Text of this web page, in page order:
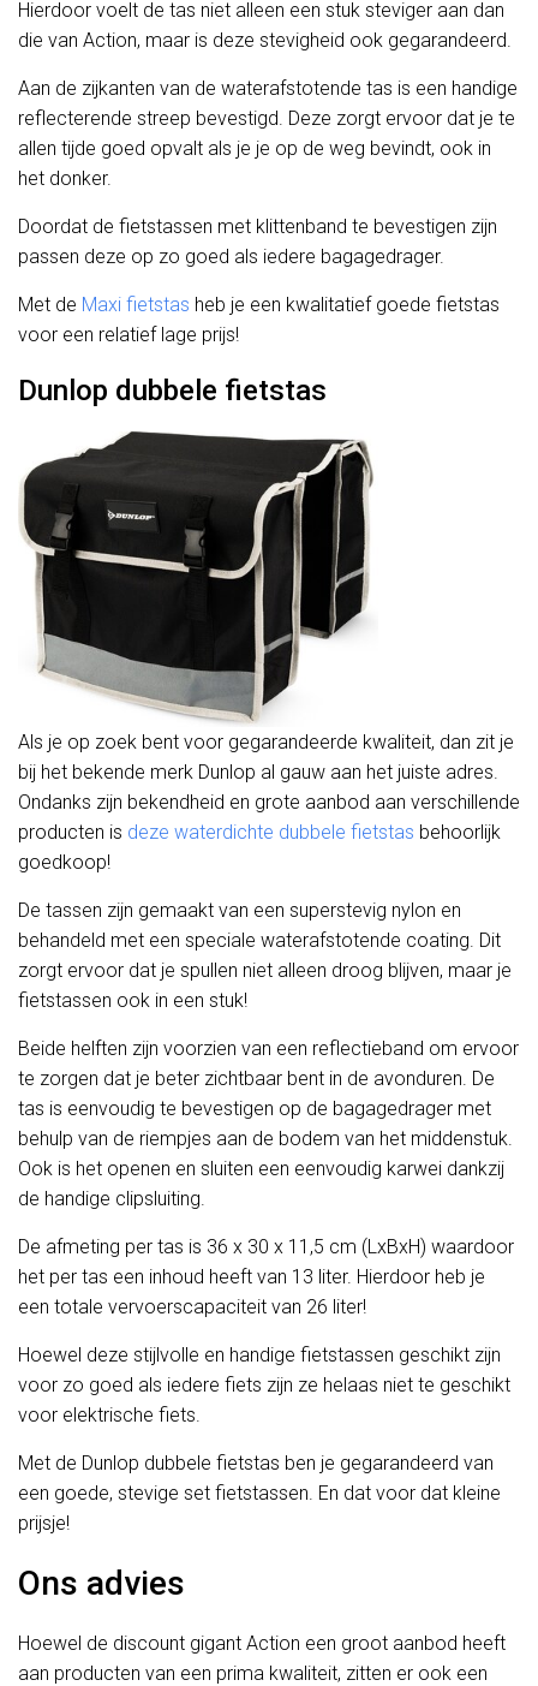
Hierdoor voelt de tas niet alleen een stuk steviger aan dan
die van Action, maar is deze stevigheid ook gegarandeerd.
Aan de zijkanten van de waterafstotende tas is een handige
reflecterende streep bevestigd. Deze zorgt ervoor dat je te
allen tijde goed opvalt als je je op de weg bevindt, ook in
het donker.
Doordat de fietstassen met klittenband te bevestigen zijn
passen deze op zo goed als iedere bagagedrager.
Met de Maxi fietstas heb je een kwalitatief goede fietstas
voor een relatief lage prijs!
Dunlop dubbele fietstas
Als je op zoek bent voor gegarandeerde kwaliteit, dan zit je
bij het bekende merk Dunlop al gauw aan het juiste adres.
Ondanks zijn bekendheid en grote aanbod aan verschillende
producten is deze waterdichte dubbele fietstas behoorlijk
goedkoop!
De tassen zijn gemaakt van een superstevig nylon en
behandeld met een speciale waterafstotende coating. Dit
zorgt ervoor dat je spullen niet alleen droog blijven, maar je
fietstassen ook in een stuk!
Beide helften zijn voorzien van een reflectieband om ervoor
te zorgen dat je beter zichtbaar bent in de avonduren. De
tas is eenvoudig te bevestigen op de bagagedrager met
behulp van de riempjes aan de bodem van het middenstuk.
Ook is het openen en sluiten een eenvoudig karwei dankzij
de handige clipsluiting.
De afmeting per tas is 36 x 30 x 11,5 cm (LxBxH) waardoor
het per tas een inhoud heeft van 13 liter. Hierdoor heb je
een totale vervoerscapaciteit van 26 liter!
Hoewel deze stijlvolle en handige fietstassen geschikt zijn
voor zo goed als iedere fiets zijn ze helaas niet te geschikt
voor elektrische fiets.
Met de Dunlop dubbele fietstas ben je gegarandeerd van
een goede, stevige set fietstassen. En dat voor dat kleine
prijsje!
Ons advies
Hoewel de discount gigant Action een groot aanbod heeft
aan producten van een prima kwaliteit, zitten er ook een